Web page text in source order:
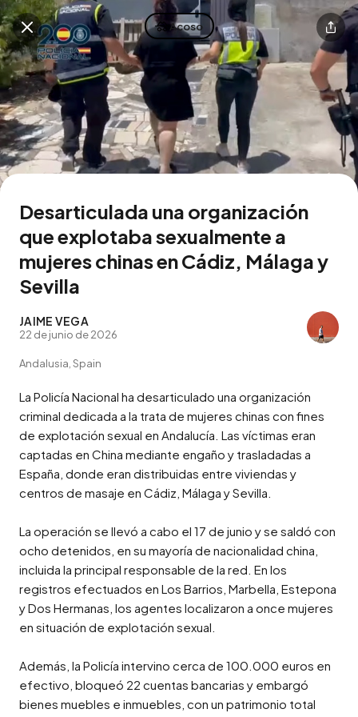
Descarga la app
Acoso
Desarticulada una organización
que explotaba sexualmente a
mujeres chinas en Cádiz, Málaga y
Sevilla
JAIME VEGA
22 de junio de 2026
Andalusia, Spain
La Policía Nacional ha desarticulado una organización
criminal dedicada a la trata de mujeres chinas con fines
de explotación sexual en Andalucía. Las víctimas eran
captadas en China mediante engaño y trasladadas a
España, donde eran distribuidas entre viviendas y
centros de masaje en Cádiz, Málaga y Sevilla.
La operación se llevó a cabo el 17 de junio y se saldó con
ocho detenidos, en su mayoría de nacionalidad china,
incluida la principal responsable de la red. En los
registros efectuados en Los Barrios, Marbella, Estepona
y Dos Hermanas, los agentes localizaron a once mujeres
en situación de explotación sexual.
Además, la Policía intervino cerca de 100.000 euros en
efectivo, bloqueó 22 cuentas bancarias y embargó
bienes muebles e inmuebles, con un patrimonio total